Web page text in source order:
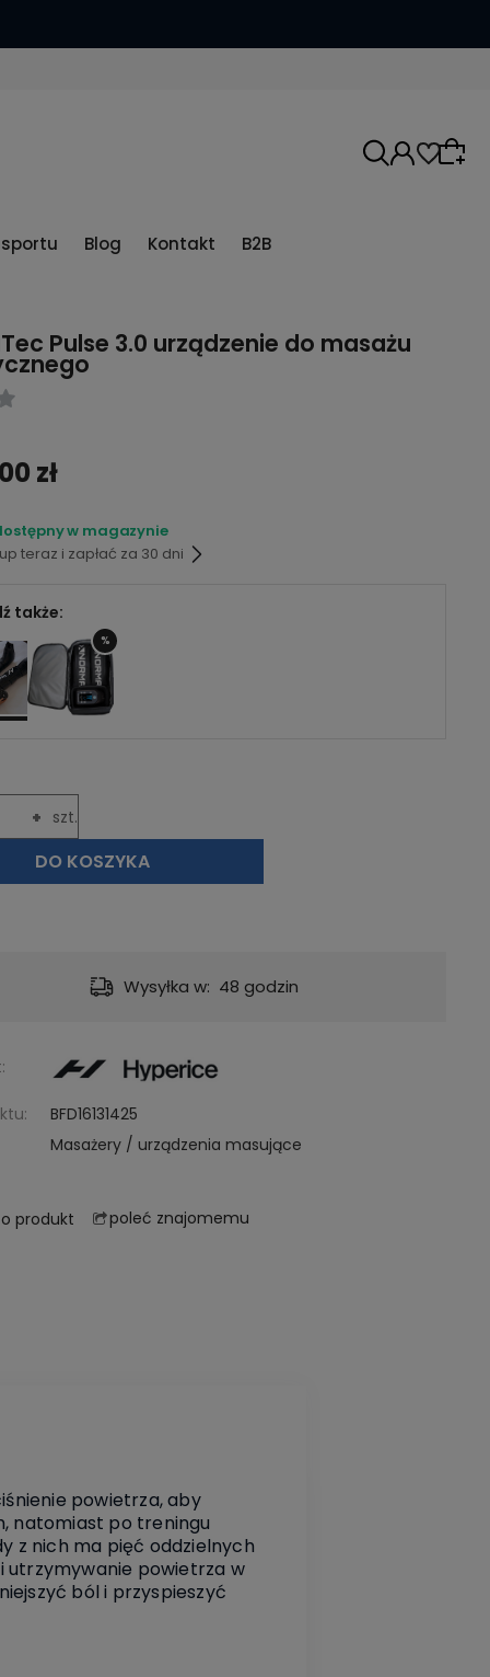
Blog Kontakt B2B
Pulse 3.0 urządzenie do masażu
zł
w magazynie
teraz i zapłać za 30 dni
także:
%
+ szt.
DO KOSZYKA
Wysyłka w: 48 godzin
BFD16131425
Masażery / urządzenia masujące
produkt poleć znajomemu
powietrza, aby
natomiast po treningu
z nich ma pięć oddzielnych
utrzymywanie powietrza w
ból i przyspieszyć